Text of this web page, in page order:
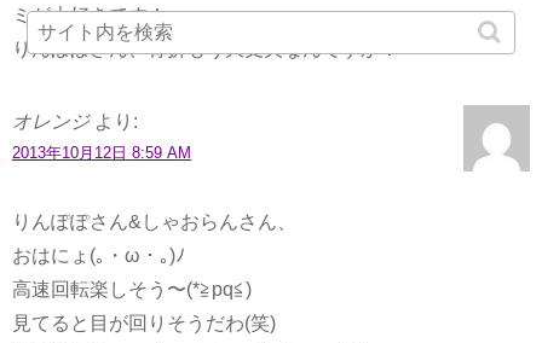
ミが大好きです！
りんぽぽさん、骨折もう大丈夫なんですか？
オレンジ より:
2013年10月12日 8:59 AM
りんぽぽさん&しゃおらんさん、
おはにょ(｡・ω・｡)ﾉ
高速回転楽しそう〜(*≧pq≦)
見てると目が回りそうだわ(笑)